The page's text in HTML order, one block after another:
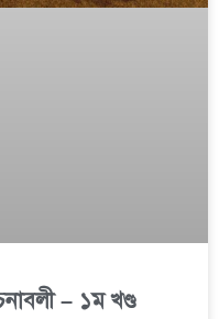
– ১ম খণ্ড